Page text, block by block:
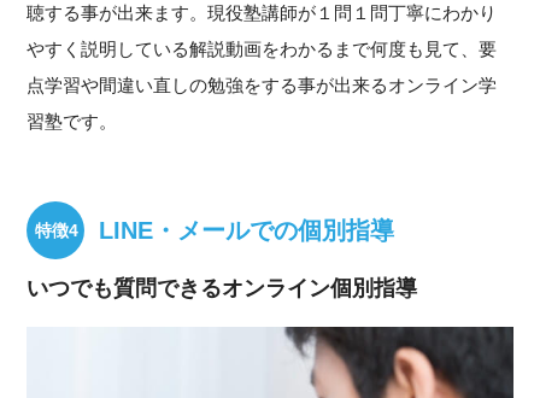
聴する事が出来ます。現役塾講師が１問１問丁寧にわかり
やすく説明している解説動画をわかるまで何度も見て、要
点学習や間違い直しの勉強をする事が出来るオンライン学
習塾です。
LINE・メールでの個別指導
いつでも質問できるオンライン個別指導